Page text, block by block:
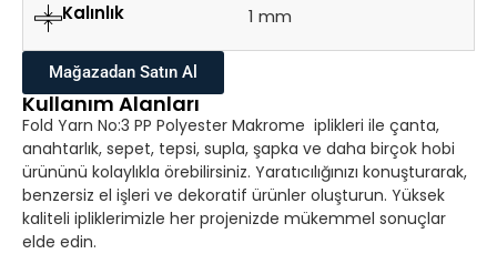
Kalınlık
1 mm
Mağazadan Satın Al
Kullanım Alanları
Fold Yarn No:3 PP Polyester Makrome iplikleri ile çanta,
anahtarlık, sepet, tepsi, supla, şapka ve daha birçok hobi
ürününü kolaylıkla örebilirsiniz. Yaratıcılığınızı konuşturarak,
benzersiz el işleri ve dekoratif ürünler oluşturun. Yüksek
kaliteli ipliklerimizle her projenizde mükemmel sonuçlar
elde edin.